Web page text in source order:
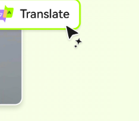
YouTube 字幕生成
用 AI 生成 YouTube 字幕
克隆你的聲音用於影片翻譯